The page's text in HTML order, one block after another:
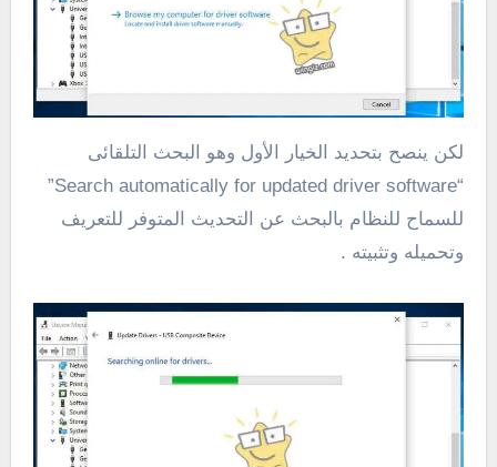
لكن ينصح بتحديد الخيار الأول وهو البحث التلقائى
“Search automatically for updated driver software”
للسماح للنظام بالبحث عن التحديث المتوفر للتعريف
وتحميله وتثبيته .